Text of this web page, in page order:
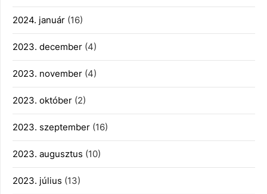
2024. január (16)
2023. december (4)
2023. november (4)
2023. október (2)
2023. szeptember (16)
2023. augusztus (10)
2023. július (13)